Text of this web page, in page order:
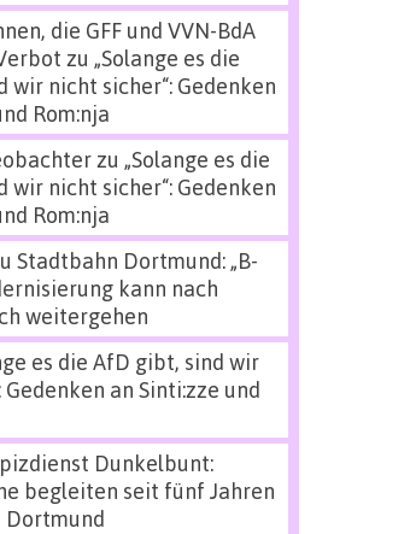
die GFF und VVN-BdA
zu „Solange es die
wir nicht sicher“: Gedenken
Rom:nja
zu „Solange es die
wir nicht sicher“: Gedenken
Rom:nja
Stadtbahn Dortmund: „B-
kann nach
weitergehen
es die AfD gibt, sind wir
Gedenken an Sinti:zze und
Dunkelbunt:
begleiten seit fünf Jahren
Dortmund